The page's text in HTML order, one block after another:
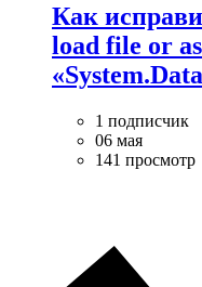
Как
load file or
1 подписчик
06 мая
141 просмотр